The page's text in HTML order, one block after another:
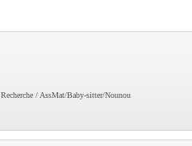
Recherche / AssMat/Baby-sitter/Nounou